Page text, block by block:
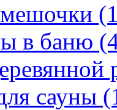
в баню
сауны